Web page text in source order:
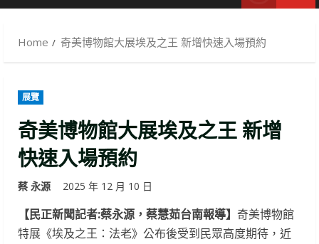
Home 奇美博物館大展埃及之王 新增快速入場預約
展覽
奇美博物館大展埃及之王 新增
快速入場預約
蔡 永源 2025 年 12 月 10 日
【民正新聞記者:蔡永源，蔡慧茹台南報導】 奇美博物館
特展《埃及之王：法老》公布後受到民眾高度期待，近